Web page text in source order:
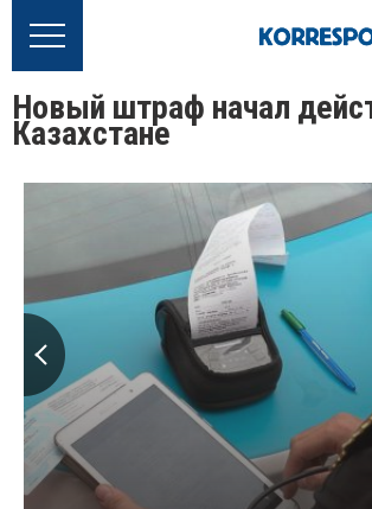
Новый штраф начал
Казахстане